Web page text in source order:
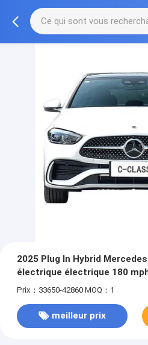
2025 Plug In Hybrid
électrique électrique 180
Prix：33650-42860 MOQ：1
meilleur prix